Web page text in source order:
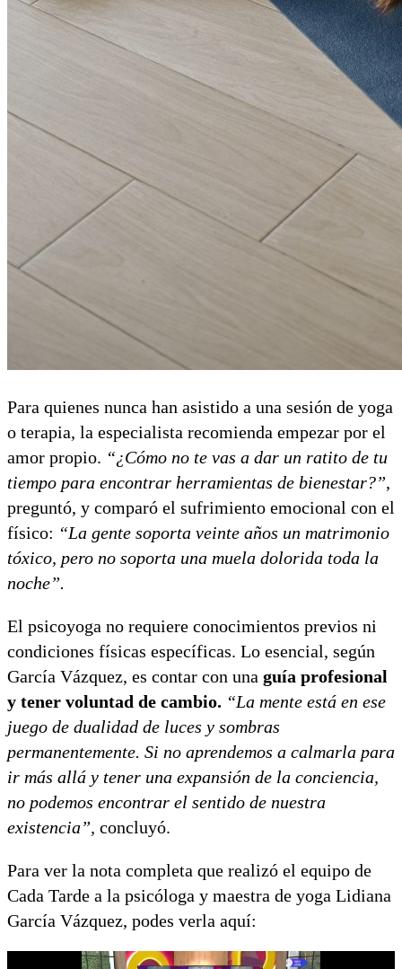
Para quienes nunca han asistido a una sesión de yoga
o terapia, la especialista recomienda empezar por el
amor propio. “¿Cómo no te vas a dar un ratito de tu
tiempo para encontrar herramientas de bienestar?”,
preguntó, y comparó el sufrimiento emocional con el
físico: “La gente soporta veinte años un matrimonio
tóxico, pero no soporta una muela dolorida toda la
noche”.
El psicoyoga no requiere conocimientos previos ni
condiciones físicas específicas. Lo esencial, según
García Vázquez, es contar con una guía profesional
y tener voluntad de cambio. “La mente está en ese
juego de dualidad de luces y sombras
permanentemente. Si no aprendemos a calmarla para
ir más allá y tener una expansión de la conciencia,
no podemos encontrar el sentido de nuestra
existencia”, concluyó.
Para ver la nota completa que realizó el equipo de
Cada Tarde a la psicóloga y maestra de yoga Lidiana
García Vázquez, podes verla aquí: